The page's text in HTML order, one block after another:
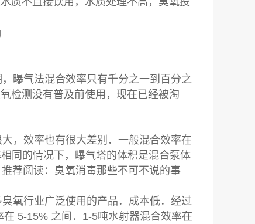
质不直接饮用，水质处理不高，臭氧投
曝气法混合效率只有千分之一到百分之
检测没有普及前使用，现在已经被淘
，效率也有很大差别．一般混合效率在
同的情况下，曝气塔的体积是混合泵体
荐阅读：臭氧消毒那些不可不说的事
氧行业广泛使用的产品．成本低．经过
5-15% 之间．1-5吨水射器混合效率在